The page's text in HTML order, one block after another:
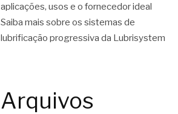
aplicações, usos e o fornecedor ideal
Saiba mais sobre os sistemas de
lubrificação progressiva da Lubrisystem
Arquivos